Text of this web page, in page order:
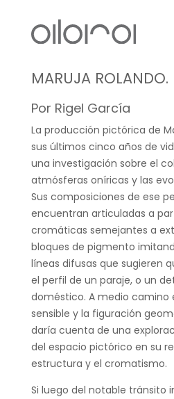
MARUJA ROLANDO.
Por Rigel García
La producción pictórica de
sus últimos cinco años de
una investigación sobre el
atmósferas oníricas y las
Sus composiciones de ese
encuentran articuladas a
cromáticas semejantes a
bloques de pigmento
líneas difusas que sugieren
el perfil de un paraje, o un
doméstico. A medio camino
sensible y la figuración
daría cuenta de una
del espacio pictórico en su
estructura y el cromatismo.
Si luego del notable tránsito